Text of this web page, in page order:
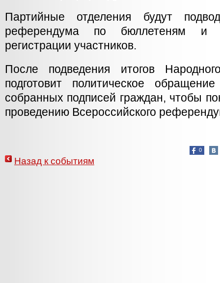
Партийные отделения будут
референдума по бюллетеням и
регистрации участников.
После подведения итогов
подготовит политическое
собранных подписей граждан, чтобы
проведению Всероссийского
0
Назад к событиям